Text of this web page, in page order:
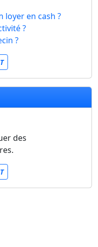
loyer en cash ?
?
?
des